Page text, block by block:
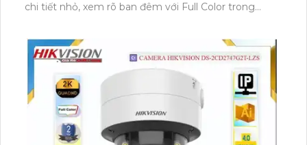
chi tiết nhỏ, xem rõ ban đêm với Full Color trong
ban ngày. Với công nghệ IP POE, đảm bảo chất
lượng không bị giảm, có khả năng hiển thị màu ban
đêm. Thiết kế thân kim loại chống nước, chống bụi
bẩn, phù hợp cho việc lắp đặt trong môi trường khắc
nghiệt như xưởng sản xuất.